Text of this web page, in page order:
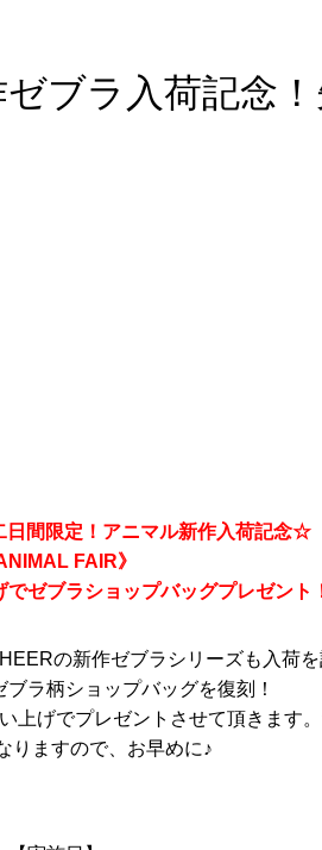
ブラ入荷記念
日間限定！アニマル新作入荷記念☆
FAIR》
ゼブラショップバッグプレゼント
の新作ゼブラシリーズも入荷を
ラ柄ショップバッグを復刻！
上げでプレゼントさせて頂きます
りますので、お早めに♪